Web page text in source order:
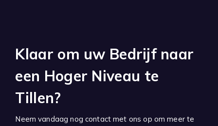
Klaar om uw Bedrijf naar
een Hoger Niveau te
Tillen?
Neem vandaag nog contact met ons op om meer te